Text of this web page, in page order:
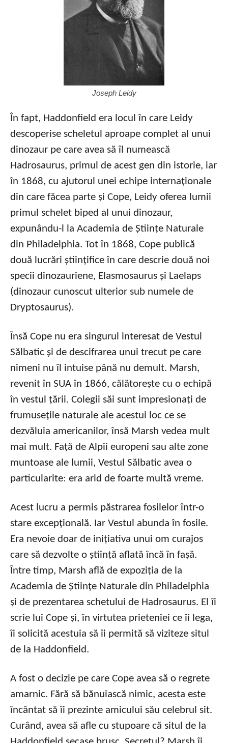
Joseph Leidy
În fapt, Haddonfield era locul în care Leidy
descoperise scheletul aproape complet al unui
dinozaur pe care avea să îl numească
Hadrosaurus, primul de acest gen din istorie, iar
în 1868, cu ajutorul unei echipe internaționale
din care făcea parte și Cope, Leidy oferea lumii
primul schelet biped al unui dinozaur,
expunându-l la Academia de Științe Naturale
din Philadelphia. Tot în 1868, Cope publică
două lucrări științifice în care descrie două noi
specii dinozauriene, Elasmosaurus și Laelaps
(dinozaur cunoscut ulterior sub numele de
Dryptosaurus).
Însă Cope nu era singurul interesat de Vestul
Sălbatic și de descifrarea unui trecut pe care
nimeni nu îl intuise până nu demult. Marsh,
revenit în SUA în 1866, călătorește cu o echipă
în vestul țării. Colegii săi sunt impresionați de
frumusețile naturale ale acestui loc ce se
dezvăluia americanilor, însă Marsh vedea mult
mai mult. Față de Alpii europeni sau alte zone
muntoase ale lumii, Vestul Sălbatic avea o
particularite: era arid de foarte multă vreme.
Acest lucru a permis păstrarea fosilelor într-o
stare excepțională. Iar Vestul abunda în fosile.
Era nevoie doar de inițiativa unui om curajos
care să dezvolte o știință aflată încă în fașă.
Între timp, Marsh află de expoziția de la
Academia de Științe Naturale din Philadelphia
și de prezentarea schetului de Hadrosaurus. El îi
scrie lui Cope și, în virtutea prieteniei ce îi lega,
îi solicită acestuia să îi permită să viziteze situl
de la Haddonfield.
A fost o decizie pe care Cope avea să o regrete
amarnic. Fără să bănuiască nimic, acesta este
încântat să îi prezinte amicului său celebrul sit.
Curând, avea să afle cu stupoare că situl de la